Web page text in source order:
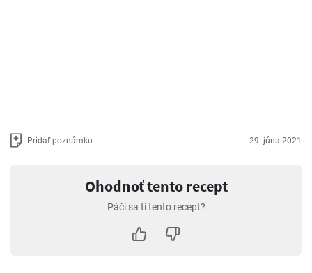
Pridať poznámku 29. júna 2021
Ohodnoť tento recept
Páči sa ti tento recept?